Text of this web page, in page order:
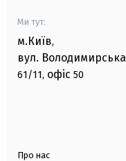
Ми тут:
м.Київ,
вул. Володимирська
61/11, офіс 50
Про нас